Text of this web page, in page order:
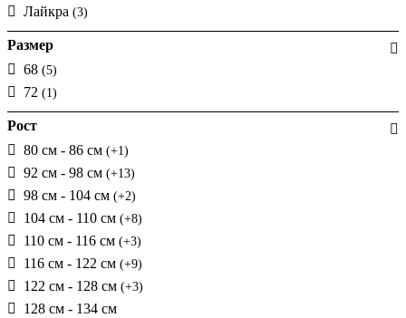
Лайкра (3)
Размер
68 (5)
72 (1)
Рост
80 см - 86 см (+1)
92 см - 98 см (+13)
98 см - 104 см (+2)
104 см - 110 см (+8)
110 см - 116 см (+3)
116 см - 122 см (+9)
122 см - 128 см (+3)
128 см - 134 см